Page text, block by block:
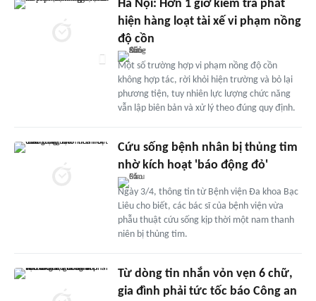
Hà Nội: Hơn 1 giờ kiểm tra phát
hiện hàng loạt tài xế vi phạm nồng
độ cồn
Một số trường hợp vi phạm nồng độ cồn
không hợp tác, rời khỏi hiện trường và bỏ lại
phương tiện, tuy nhiên lực lượng chức năng
vẫn lập biên bản và xử lý theo đúng quy định.
Cứu sống bệnh nhân bị thủng tim
nhờ kích hoạt 'báo động đỏ'
Ngày 3/4, thông tin từ Bệnh viện Đa khoa Bạc
Liêu cho biết, các bác sĩ của bệnh viện vừa
phẫu thuật cứu sống kịp thời một nam thanh
niên bị thủng tim.
Từ dòng tin nhắn vỏn vẹn 6 chữ,
gia đình phải tức tốc báo Công an